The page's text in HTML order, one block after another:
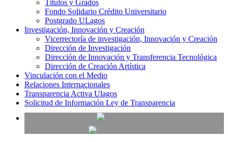
Títulos y Grados
Fondo Solidario Crédito Universitario
Postgrado ULagos
Investigación, Innovación y Creación
Vicerrectoría de investigación, Innovación y Creación
Dirección de Investigación
Dirección de Innovación y Transferencia Tecnológica
Dirección de Creación Artística
Vinculación con el Medio
Relaciones Internacionales
Transparencia Activa Ulagos
Solicitud de Información Ley de Transparencia